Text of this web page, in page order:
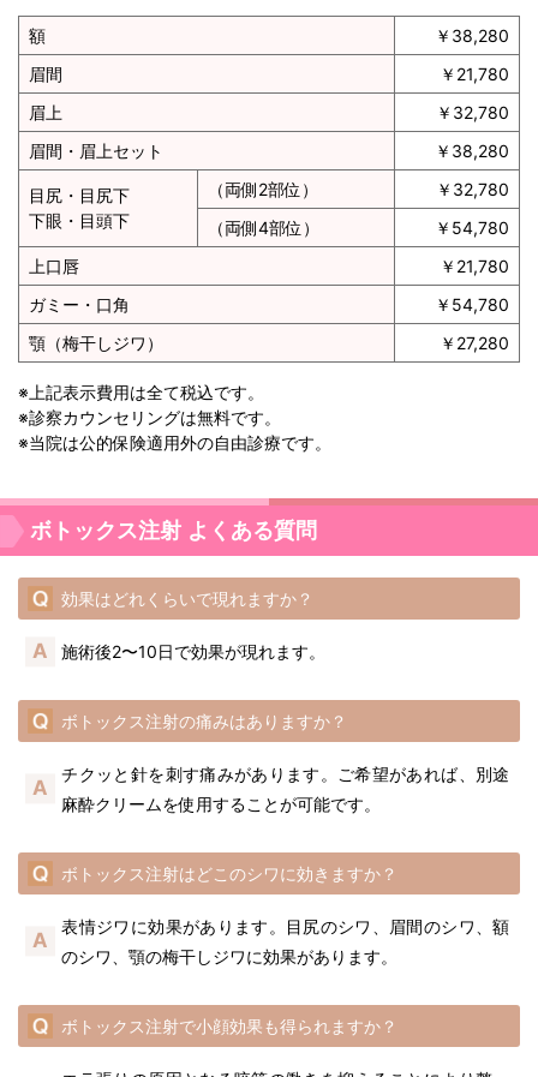
額
￥38,280
眉間
￥21,780
眉上
￥32,780
眉間・眉上セット
￥38,280
目尻・目尻下
下眼・目頭下
（両側2部位）
￥32,780
（両側4部位）
￥54,780
上口唇
￥21,780
ガミー・口角
￥54,780
顎（梅干しジワ）
￥27,280
※上記表示費用は全て税込です。
※診察カウンセリングは無料です。
※当院は公的保険適用外の自由診療です。
ボトックス注射 よくある質問
効果はどれくらいで現れますか？
施術後2〜10日で効果が現れます。
ボトックス注射の痛みはありますか？
チクッと針を刺す痛みがあります。ご希望があれば、別途
麻酔クリームを使用することが可能です。
ボトックス注射はどこのシワに効きますか？
表情ジワに効果があります。目尻のシワ、眉間のシワ、額
のシワ、顎の梅干しジワに効果があります。
ボトックス注射で小顔効果も得られますか？